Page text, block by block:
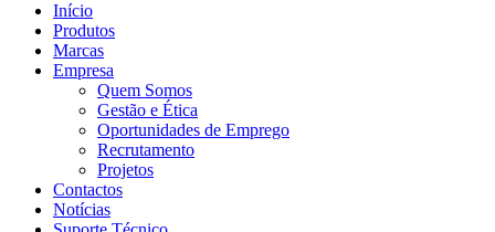
Início
Produtos
Marcas
Empresa
Quem Somos
Gestão e Ética
Oportunidades de Emprego
Recrutamento
Projetos
Contactos
Notícias